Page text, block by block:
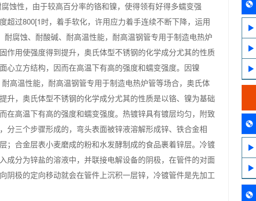
蚀性，由于较高百分率的铬和镍，使得领有好得多蠕变强
超过800[1时，着手软化，许用应力着手连续不断下降，运用
腐蚀、耐酸碱、耐高温性能，耐高温钢管专用于制造电热炉
作用使强度得到提升，奥氏体型不锈钢的化学成分尤其的性质
心立方结构，因而在高温下有高的强度和蠕变强度。因镍
高温性能，耐高温钢管专用于制造电热炉管等场合，奥氏体
升，奥氏体型不锈钢的化学成分尤其的性质是以铬、镍为基础
在高温下有高的强度和蠕变强度。热镀锌具有镀层均匀，附致
分三个步骤形成的，弯头表面被锌液溶解形成锌、铁合金相
；合金层表小麦磨成的粉和水发酵制成的食品裹着锌层。冷镀
成分为锌盐的溶液中，并联接电解设备的阴极，在管件的对面
阴极的定向移动就会在管件上沉积一层锌，冷镀管件是先加工